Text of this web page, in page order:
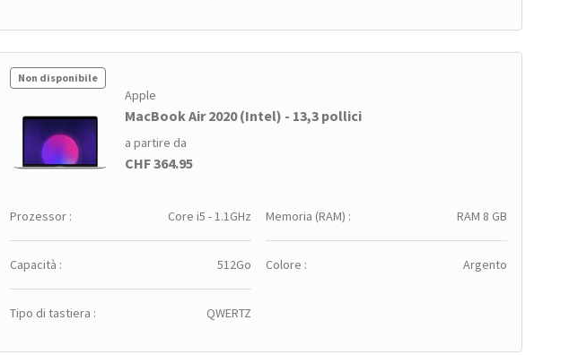
Non disponibile
Apple
MacBook Air 2020 (Intel) - 13,3 pollici
a partire da
CHF 364.95
Prozessor : Core i5 - 1.1GHz Memoria (RAM) : RAM 8 GB
Capacità : 512Go Colore : Argento
Tipo di tastiera : QWERTZ